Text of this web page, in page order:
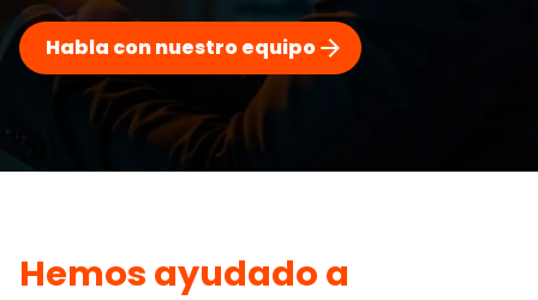
Habla con nuestro equipo
Hemos ayudado a